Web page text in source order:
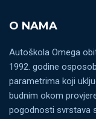
O NAMA
Autoškola Omega
1992. godine
parametrima koji
budnim okom
pogodnosti svrstava